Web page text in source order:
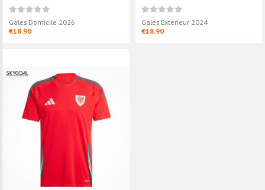
Gales Domicile 2026
€18.90
Gales Exterieur 2024
€18.90